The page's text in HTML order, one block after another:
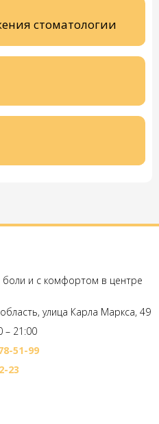
стоматологии
боли и с комфортом в центре
улица Карла Маркса, 49
– 21:00
51-99
23